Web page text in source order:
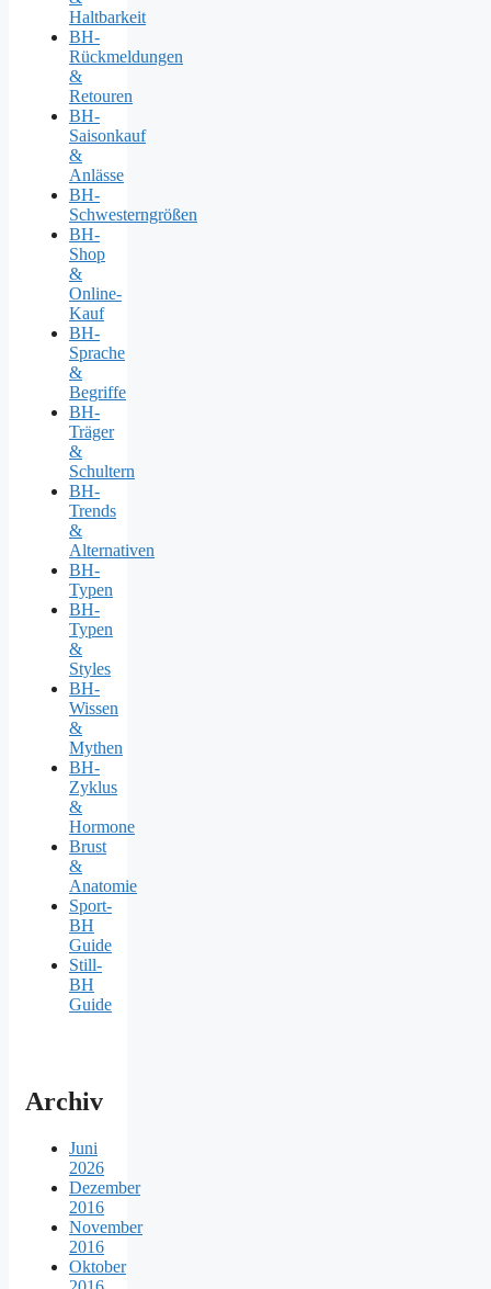
Haltbarkeit
BH-
Rückmeldungen
&
Retouren
BH-
Saisonkauf
&
Anlässe
BH-
Schwesterngrößen
BH-
Shop
&
Online-
Kauf
BH-
Sprache
&
Begriffe
BH-
Träger
&
Schultern
BH-
Trends
&
Alternativen
BH-
Typen
BH-
Typen
&
Styles
BH-
Wissen
&
Mythen
BH-
Zyklus
&
Hormone
Brust
&
Anatomie
Sport-
BH
Guide
Still-
BH
Guide
Archiv
Juni
2026
Dezember
2016
November
2016
Oktober